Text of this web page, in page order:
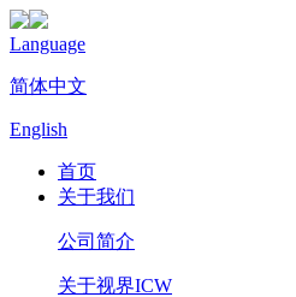
Language
简体中文
English
首页
关于我们
公司简介
关于视界ICW